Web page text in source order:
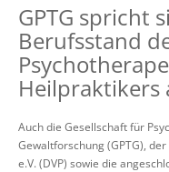
GPTG spricht
Berufsstand
Heilpraktikers
Auch die Gesellschaft für
Gewaltforschung (GPTG),
e.V. (DVP) sowie die